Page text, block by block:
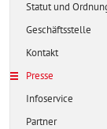
Statut und
Geschäftsstelle
Kontakt
Presse
Infoservice
Partner